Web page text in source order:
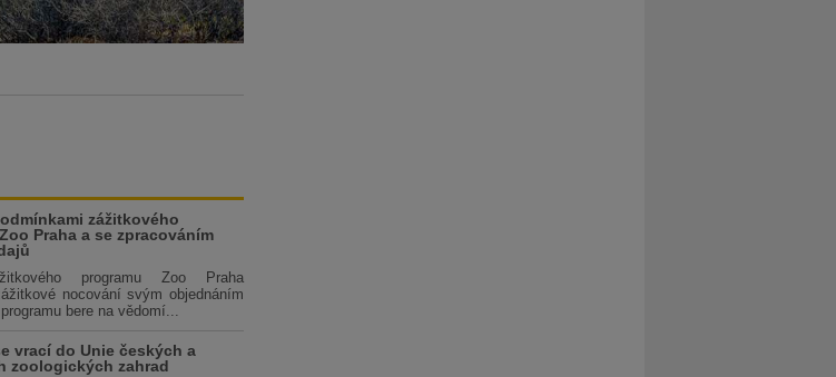
zážitkového
Praha a se zpracováním
programu Zoo Praha
nocování svým objednáním
bere na vědomí...
vrací do Unie českých a
zoologických zahrad